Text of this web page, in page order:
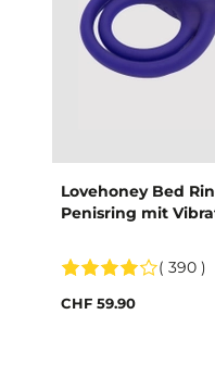
Lovehoney Bed
Penisring mit
( 390 )
CHF 59.90